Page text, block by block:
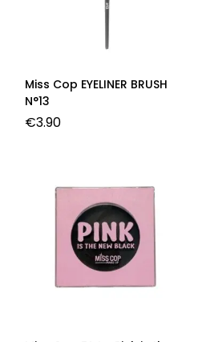
Miss Cop EYELINER BRUSH
N°13
€3.90